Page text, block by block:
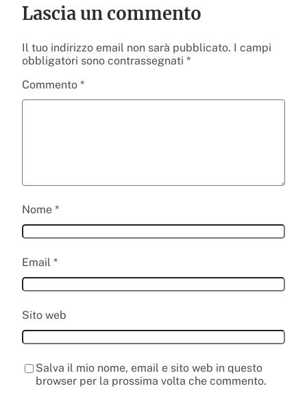
Lascia un commento
Il tuo indirizzo email non sarà pubblicato. I campi
obbligatori sono contrassegnati *
Commento *
Nome *
Email *
Sito web
Salva il mio nome, email e sito web in questo
browser per la prossima volta che commento.